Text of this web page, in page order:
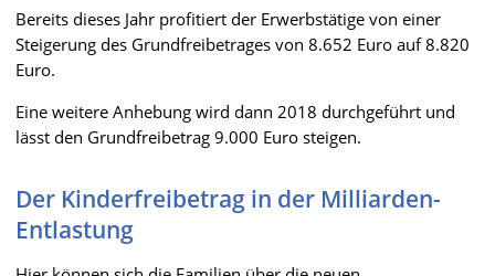
Bereits dieses Jahr profitiert der Erwerbstätige von einer
Steigerung des Grundfreibetrages von 8.652 Euro auf 8.820
Euro.
Eine weitere Anhebung wird dann 2018 durchgeführt und
lässt den Grundfreibetrag 9.000 Euro steigen.
Der Kinderfreibetrag in der Milliarden-
Entlastung